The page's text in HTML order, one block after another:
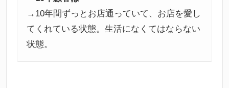
→10年間ずっとお店通っていて、お店を愛し
てくれている状態。生活になくてはならない
状態。